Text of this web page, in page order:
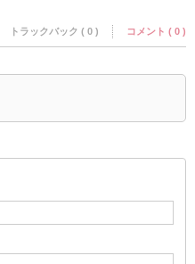
トラックバック ( 0 ) コメント ( 0 )